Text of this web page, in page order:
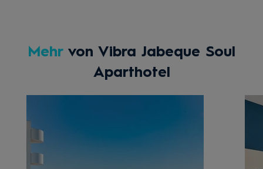
Mehrvon Vibra Jabeque Soul
Aparthotel